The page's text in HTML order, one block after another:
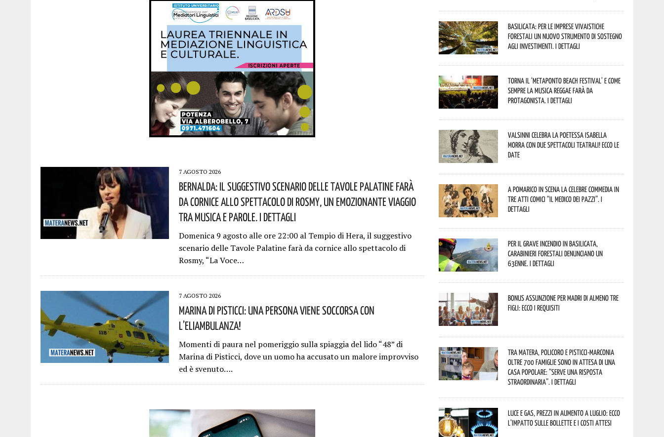
7 AGOSTO 2026
Bernalda: Il Suggestivo Scenario Delle Tavole Palatine Farà
Da Cornice Allo Spettacolo Di Rosmy, Un Emozionante Viaggio
Tra Musica E Parole. I Dettagli
Domenica 9 agosto alle ore 22:00 al Tempio di Hera, il suggestivo
scenario delle Tavole Palatine farà da cornice allo spettacolo di
Rosmy, “La Voce…
7 AGOSTO 2026
Marina Di Pisticci: Una Persona Viene Soccorsa Con
L’eliambulanza!
Momenti di paura nel pomeriggio sulla spiaggia del lido “48” di
Marina di Pisticci, dove un uomo ha accusato un malore improvviso
ed è svenuto….
Basilicata: per le imprese vivaistiche
forestali un nuovo strumento di sostegno
agli investimenti. I dettagli
Torna il ‘Metaponto beach festival’ e come
sempre la musica reggae farà da
protagonista. I dettagli
Valsinni celebra la poetessa Isabella
Morra con due spettacoli teatrali! Ecco le
date
A Pomarico in scena la celebre commedia in
tre atti comici “Il medico dei pazzi”. I
dettagli
Per il grave incendio in Basilicata,
Carabinieri forestali denunciano un
63enne. I dettagli
Bonus assunzione per madri di almeno tre
figli: ecco i requisiti
Tra Matera, Policoro e Pisticci-Marconia
oltre 700 famiglie sono in attesa di una
casa popolare: “serve una risposta
straordinaria”. I dettagli
Luce e gas, prezzi in aumento a luglio: ecco
l’impatto sulle bollette e i costi attesi